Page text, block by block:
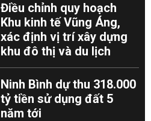
Điều chỉnh quy hoạch
Khu kinh tế Vũng Áng,
xác định vị trí xây dựng
khu đô thị và du lịch
Ninh Bình dự thu 318.000
tỷ tiền sử dụng đất 5
năm tới